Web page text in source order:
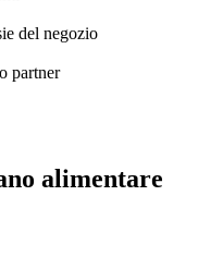
del negozio
partner
alimentare